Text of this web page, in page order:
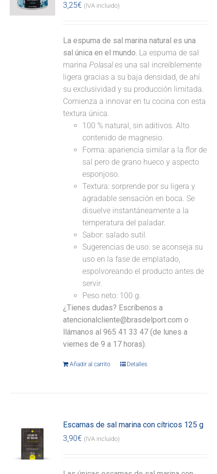
3,25€ (IVA incluido)
La espuma de sal marina natural es una
sal única en el mundo. La espuma de sal
marinaPolasales una sal increíblemente
ligera gracias a su baja densidad, de ahí
su exclusividad y su producción limitada.
Comienza a innovar en tu cocina con esta
textura única.
100 % natural, sin aditivos. Alto
contenido de magnesio.
Forma: apariencia similar a la flor de
sal pero de grano hueco y aspecto
esponjoso.
Textura: sorprende por su ligera y
agradable sensación en boca. Se
disuelve instantáneamente a la
temperatura del paladar.
Sabor: salado sutil.
Sugerencias de uso: se aconseja su
uso en la fase de emplatado,
espolvoreando el producto antes de
servir.
Peso neto: 100 g.
¿Tienes dudas? Escríbenos a
atencionalcliente@brasdelport.com o
llámanos al 965 41 33 47 (de lunes a
viernes de 9 a 17 horas).
Añadir al carrito Detalles
Escamas de sal marina con cítricos 125 g
3,90€ (IVA incluido)